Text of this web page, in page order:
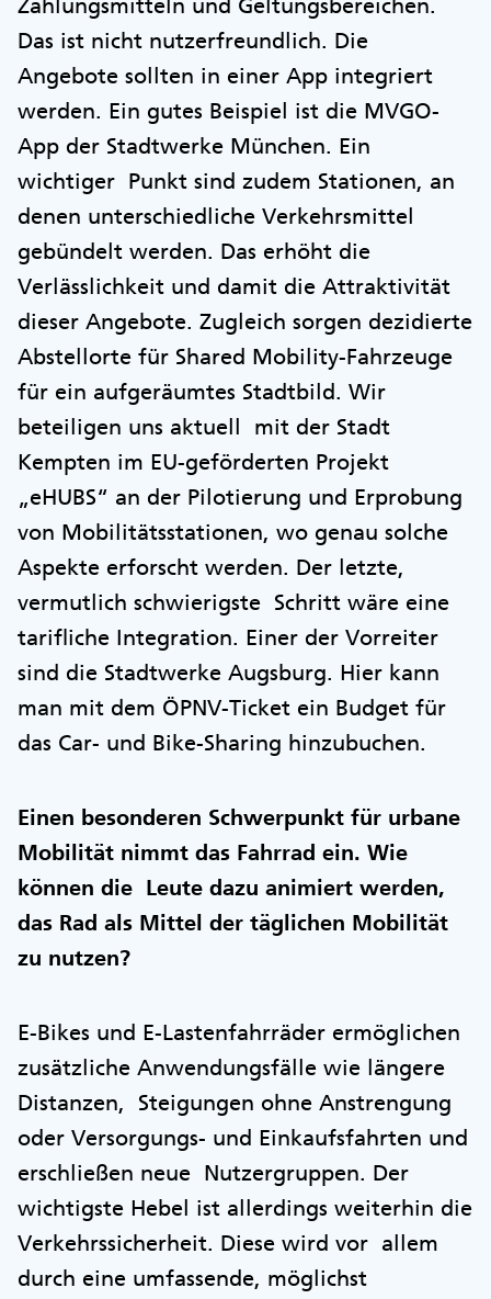
Zahlungsmitteln und Geltungsbereichen.
Das ist nicht nutzerfreundlich. Die
Angebote sollten in einer App integriert
werden. Ein gutes Beispiel ist die MVGO-
App der Stadtwerke München. Ein
wichtiger Punkt sind zudem Stationen, an
denen unterschiedliche Verkehrsmittel
gebündelt werden. Das erhöht die
Verlässlichkeit und damit die Attraktivität
dieser Angebote. Zugleich sorgen dezidierte
Abstellorte für Shared Mobility-Fahrzeuge
für ein aufgeräumtes Stadtbild. Wir
beteiligen uns aktuell mit der Stadt
Kempten im EU-geförderten Projekt
„eHUBS“ an der Pilotierung und Erprobung
von Mobilitätsstationen, wo genau solche
Aspekte erforscht werden. Der letzte,
vermutlich schwierigste Schritt wäre eine
tarifliche Integration. Einer der Vorreiter
sind die Stadtwerke Augsburg. Hier kann
man mit dem ÖPNV-Ticket ein Budget für
das Car- und Bike-Sharing hinzubuchen.
Einen besonderen Schwerpunkt für urbane
Mobilität nimmt das Fahrrad ein. Wie
können die Leute dazu animiert werden,
das Rad als Mittel der täglichen Mobilität
zu nutzen?
E-Bikes und E-Lastenfahrräder ermöglichen
zusätzliche Anwendungsfälle wie längere
Distanzen, Steigungen ohne Anstrengung
oder Versorgungs- und Einkaufsfahrten und
erschließen neue Nutzergruppen. Der
wichtigste Hebel ist allerdings weiterhin die
Verkehrssicherheit. Diese wird vor allem
durch eine umfassende, möglichst